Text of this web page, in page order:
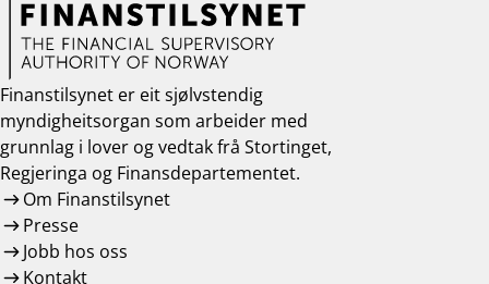
Finanstilsynet er eit sjølvstendig
myndigheitsorgan som arbeider med
grunnlag i lover og vedtak frå Stortinget,
Regjeringa og Finansdepartementet.
Om Finanstilsynet
Presse
Jobb hos oss
Kontakt